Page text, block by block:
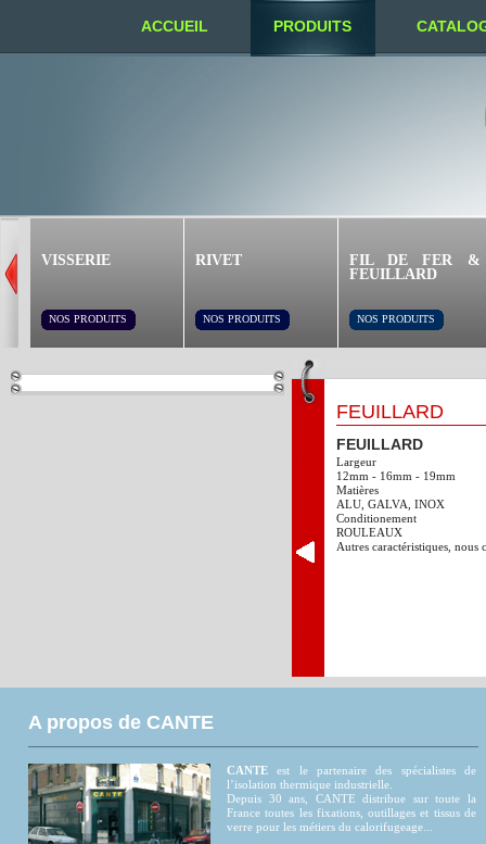
ACCUEIL PRODUITS
VISSERIE
NOS PRODUITS
RIVET
NOS PRODUITS
FIL DE FER &
FEUILLARD
NOS PRODUITS
FEUILLARD
FEUILLARD
Largeur
12mm - 16mm - 19mm
Matières
ALU, GALVA, INOX
Conditionement
ROULEAUX
Autres caractéristiques, nous
A propos de CANTE
CANTE est le partenaire des spécialistes de
l’isolation thermique industrielle.
Depuis 30 ans, CANTE distribue sur toute la
France toutes les fixations, outillages et tissus de
verre pour les métiers du calorifugeage...